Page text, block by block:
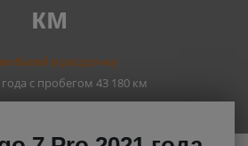
км
в рассрочку
года с пробегом 43 180 км